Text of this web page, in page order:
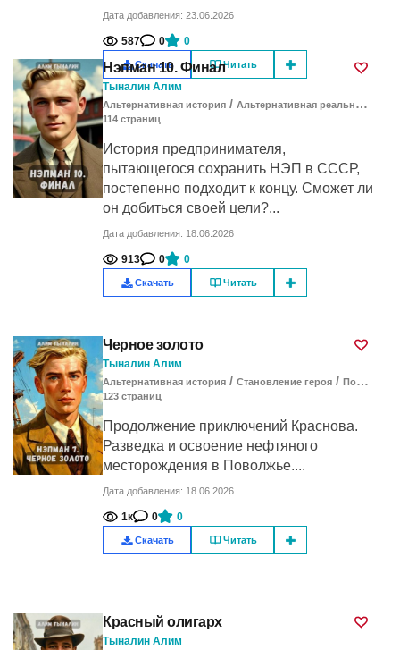
Дата добавления: 23.06.2026
587 0 0
Скачать Читать
Нэпман 10. Финал
Тыналин Алим
Альтернативная история / Альтернативная реальность
114 cтраниц
История предпринимателя,
пытающегося сохранить НЭП в СССР,
постепенно подходит к концу. Сможет ли
он добиться своей цели?...
Дата добавления: 18.06.2026
913 0 0
Скачать Читать
Черное золото
Тыналин Алим
Альтернативная история / Становление героя / Попаданцы
123 cтраниц
Продолжение приключений Краснова.
Разведка и освоение нефтяного
месторождения в Поволжье....
Дата добавления: 18.06.2026
1к 0 0
Скачать Читать
Красный олигарх
Тыналин Алим